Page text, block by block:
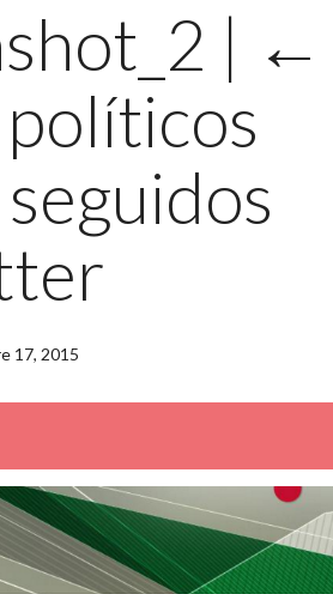
| ←
17, 2015